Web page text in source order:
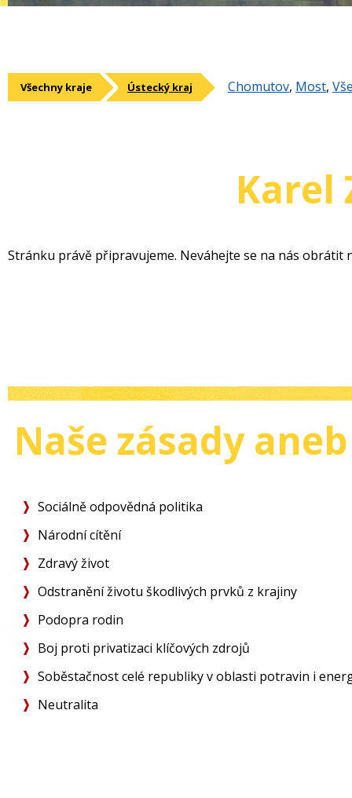
Všechny kraje Ústecký kraj Chomutov, Most,
Karel
Stránku právě připravujeme. Neváhejte se na nás obrátit
Naše zásady
Sociálně odpovědná politika
Národní cítění
Zdravý život
Odstranění životu škodlivých prvků z krajiny
Podopra rodin
Boj proti privatizaci klíčových zdrojů
Soběstačnost celé republiky v oblasti potravin i
Neutralita